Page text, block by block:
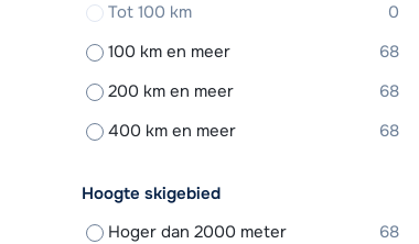
Tot 100 km
0
100 km en meer
68
200 km en meer
68
400 km en meer
68
Hoogte skigebied
Hoger dan 2000 meter
68